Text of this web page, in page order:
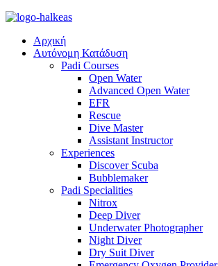
Αρχική
Αυτόνομη Κατάδυση
Padi Courses
Open Water
Advanced Open Water
EFR
Rescue
Dive Master
Assistant Instructor
Experiences
Discover Scuba
Bubblemaker
Padi Specialities
Nitrox
Deep Diver
Underwater Photographer
Night Diver
Dry Suit Diver